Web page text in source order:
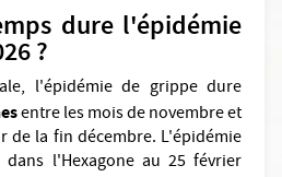
dure l'épidémie
?
l'épidémie de grippe dure
entre les mois de novembre et
de la fin décembre. L'épidémie
l'Hexagone au 25 février